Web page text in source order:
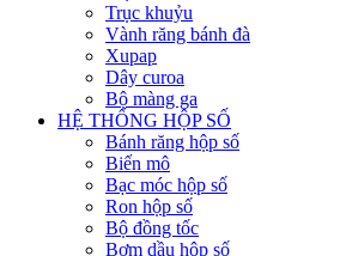
Trục khuỷu
Vành răng bánh đà
Xupap
Dây curoa
Bộ màng ga
HỆ THỐNG HỘP SỐ
Bánh răng hộp số
Biến mô
Bạc móc hộp số
Ron hộp số
Bộ đồng tốc
Bơm dầu hộp số